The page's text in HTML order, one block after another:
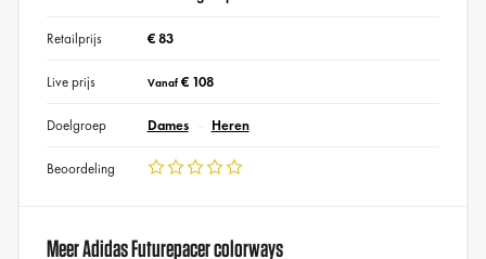
Retailprijs € 83
Live prijs Vanaf€ 108
Doelgroep Dames Heren
Beoordeling
Meer Adidas Futurepacer colorways